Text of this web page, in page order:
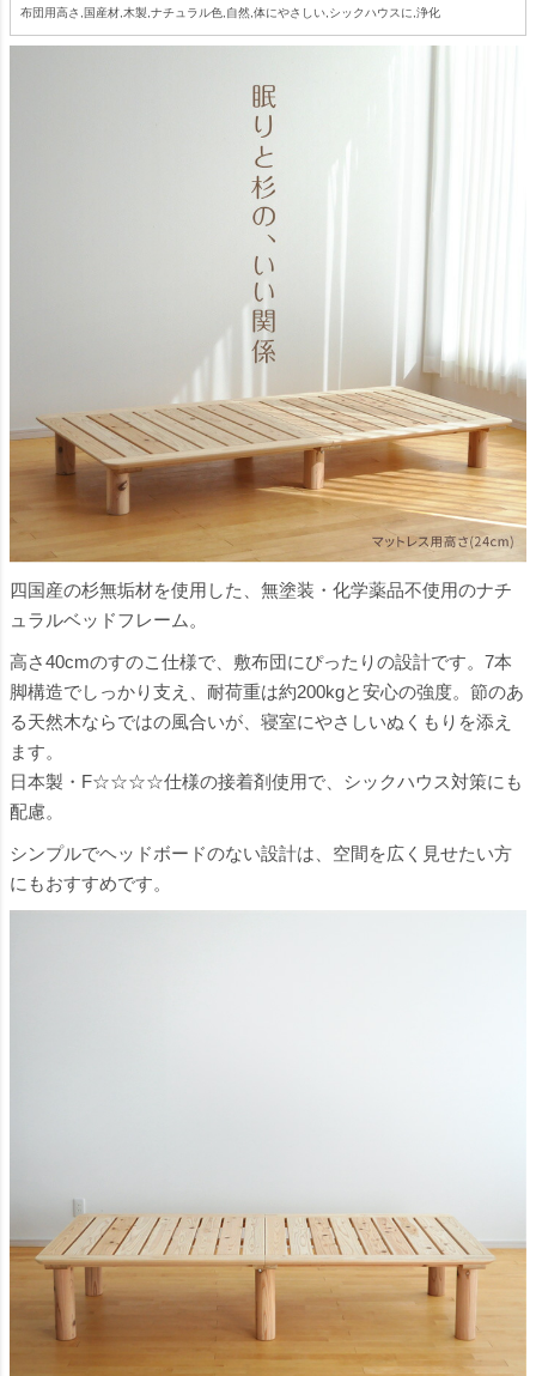
布団用高さ,国産材,木製,ナチュラル色,自然,体にやさしい,シックハウスに,浄化
四国産の杉無垢材を使用した、無塗装・化学薬品不使用のナチ
ュラルベッドフレーム。
高さ40cmのすのこ仕様で、敷布団にぴったりの設計です。7本
脚構造でしっかり支え、耐荷重は約200kgと安心の強度。節のあ
る天然木ならではの風合いが、寝室にやさしいぬくもりを添え
ます。
日本製・F☆☆☆☆仕様の接着剤使用で、シックハウス対策にも
配慮。
シンプルでヘッドボードのない設計は、空間を広く見せたい方
にもおすすめです。